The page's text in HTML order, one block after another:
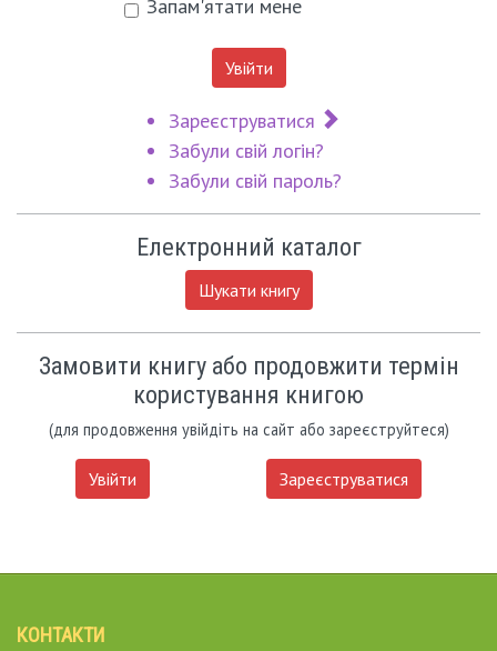
Запам'ятати мене
Увійти
Зареєструватися
Забули свій логін?
Забули свій пароль?
Електронний каталог
Шукати книгу
Замовити книгу або продовжити термін
користування книгою
(для продовження увійдіть на сайт або зареєструйтеся)
Увійти Зареєструватися
КОНТАКТИ